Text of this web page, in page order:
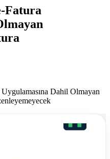
Fatura
Dahil Olmayan